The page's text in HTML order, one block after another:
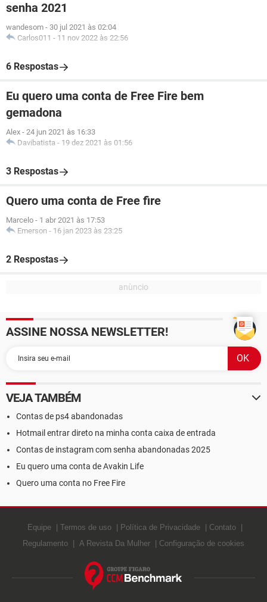
senha 2021
wandesom - 30 jul 2021 às 02:04
Carlos011 - 11 nov 2022 às 22:56
6 Respostas
Eu quero uma conta de Free Fire bem
gemadona
Alex - 24 jun 2021 às 16:33
Davibatista - 19 dez 2021 às 01:56
3 Respostas
Quero uma conta de Free fire
Marcelo - 1 abr 2021 às 17:53
Emerson - 16 jan 2023 às 23:25
2 Respostas
ASSINE NOSSA NEWSLETTER!
VEJA TAMBÉM
Contas de ps4 abandonadas
Hotmail entrar direto na minha conta caixa de entrada
Contas de instagram com senha abandonadas 2025
Eu quero uma conta de Avakin Life
Quero uma conta no Free Fire
Equipe Termos de uso Política de Privacidade
Contato
Regulamento
A Revista Da Mulher Configuração de cookies